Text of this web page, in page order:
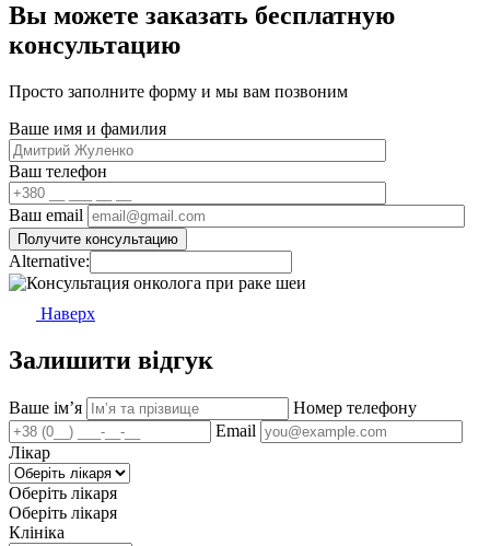
Вы можете заказать бесплатную
консультацию
Просто заполните форму и мы вам позвоним
Ваше имя и фамилия
Ваш телефон
Ваш email
Alternative:
Наверх
Залишити відгук
Ваше імʼя
Номер телефону
Email
Лікар
Оберіть лікаря
Оберіть лікаря
Клініка